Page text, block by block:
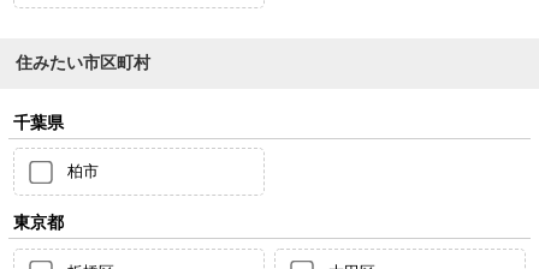
住みたい市区町村
千葉県
柏市
東京都